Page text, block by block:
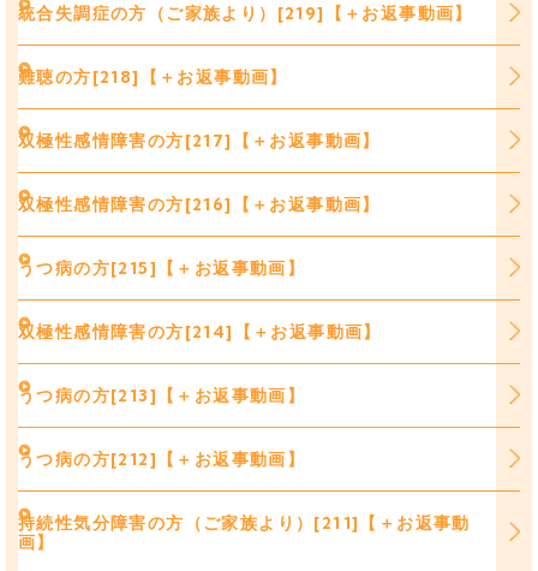
統合失調症の方（ご家族より）[219]【＋お返事動画】
難聴の方[218]【＋お返事動画】
双極性感情障害の方[217]【＋お返事動画】
双極性感情障害の方[216]【＋お返事動画】
うつ病の方[215]【＋お返事動画】
双極性感情障害の方[214]【＋お返事動画】
うつ病の方[213]【＋お返事動画】
うつ病の方[212]【＋お返事動画】
持続性気分障害の方（ご家族より）[211]【＋お返事動
画】